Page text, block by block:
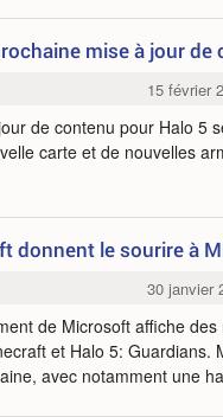
mise à jour de
15 février
de contenu pour Halo 5
carte et de nouvelles
donnent le sourire à
30 janvier
de Microsoft affiche
et Halo 5: Guardians.
avec notamment une